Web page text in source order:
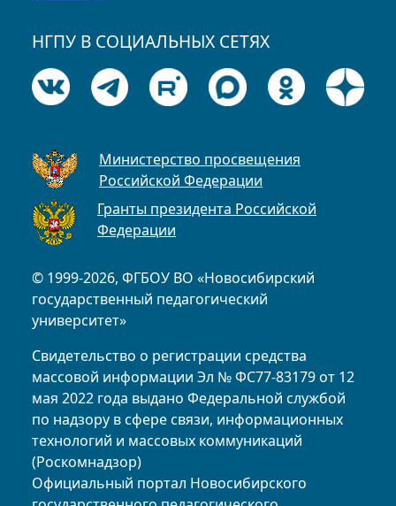
© 1999-2026, ФГБОУ ВО «Новосибирский
государственный педагогический
университет»
Свидетельство о регистрации средства
массовой информации Эл № ФС77-83179 от 12
мая 2022 года выдано Федеральной службой
по надзору в сфере связи, информационных
технологий и массовых коммуникаций
(Роскомнадзор)
Официальный портал Новосибирского
НГПУ В СОЦИАЛЬНЫХ СЕТЯХ
Министерство просвещения
Российской Федерации
Гранты президента Российской
Федерации